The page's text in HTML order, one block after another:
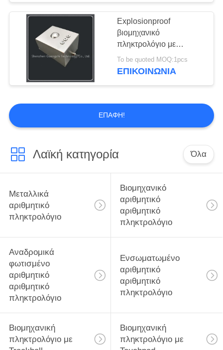
Explosionproof
βιομηχανικό
πληκτρολόγιο με
Trackball το υλικό
ανοξείδωτου
To be quoted MOQ:1pcs
ΕΠΙΚΟΙΝΩΝΊΑ
ΕΠΑΦΉ!
Λαϊκή κατηγορία Όλα
Μεταλλικά
αριθμητικό
πληκτρολόγιο
Βιομηχανικό
αριθμητικό
αριθμητικό
πληκτρολόγιο
Αναδρομικά
φωτισμένο
αριθμητικό
αριθμητικό
πληκτρολόγιο
Ενσωματωμένο
αριθμητικό
αριθμητικό
πληκτρολόγιο
Βιομηχανική
πληκτρολόγιο με
Βιομηχανική
πληκτρολόγιο με